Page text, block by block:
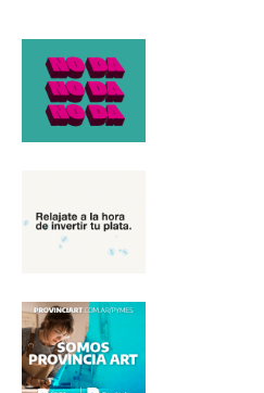
Número de teléfono